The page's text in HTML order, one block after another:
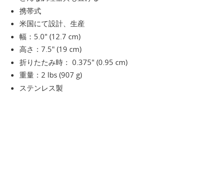
携帯式
米国にて設計、生産
幅：5.0" (12.7 cm)
高さ：7.5" (19 cm)
折りたたみ時： 0.375" (0.95 cm)
重量：2 lbs (907 g)
ステンレス製